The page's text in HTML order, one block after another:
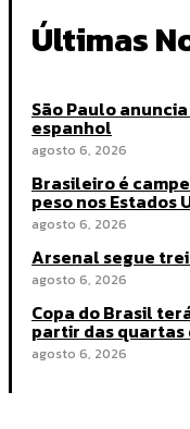
Últimas
São Paulo
espanhol
agosto 6, 2026
Brasileiro é
peso nos Estados
agosto 6, 2026
Arsenal segue
agosto 6, 2026
Copa do Brasil
partir das quartas
agosto 6, 2026